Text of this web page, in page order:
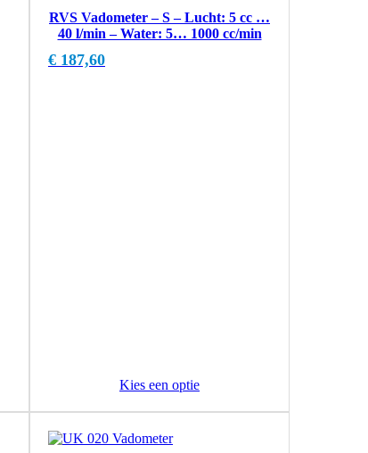
RVS Vadometer – S – Lucht: 5 cc …
40 l/min – Water: 5… 1000 cc/min
€ 187,60
Kies een optie